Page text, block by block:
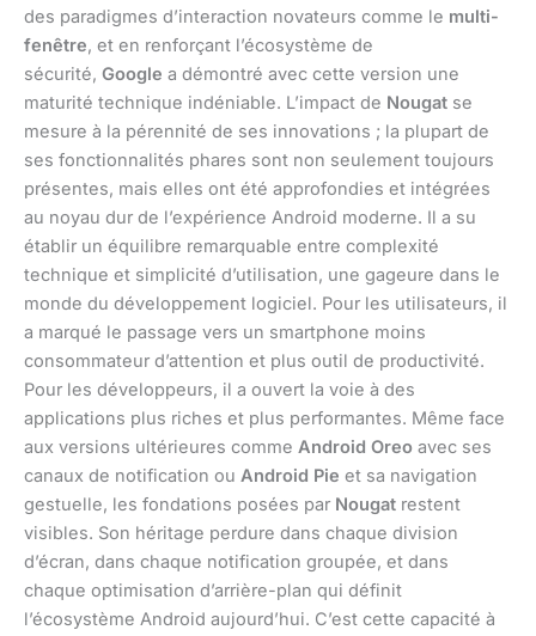
des paradigmes d’interaction novateurs comme le multi-
fenêtre, et en renforçant l’écosystème de
sécurité, Google a démontré avec cette version une
maturité technique indéniable. L’impact de Nougat se
mesure à la pérennité de ses innovations ; la plupart de
ses fonctionnalités phares sont non seulement toujours
présentes, mais elles ont été approfondies et intégrées
au noyau dur de l’expérience Android moderne. Il a su
établir un équilibre remarquable entre complexité
technique et simplicité d’utilisation, une gageure dans le
monde du développement logiciel. Pour les utilisateurs, il
a marqué le passage vers un smartphone moins
consommateur d’attention et plus outil de productivité.
Pour les développeurs, il a ouvert la voie à des
applications plus riches et plus performantes. Même face
aux versions ultérieures comme Android Oreo avec ses
canaux de notification ou Android Pie et sa navigation
gestuelle, les fondations posées par Nougat restent
visibles. Son héritage perdure dans chaque division
d’écran, dans chaque notification groupée, et dans
chaque optimisation d’arrière-plan qui définit
l’écosystème Android aujourd’hui. C’est cette capacité à